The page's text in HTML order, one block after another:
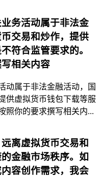
务活动属于非法金
交易和炒作，提供
符合监管要求的。
相关内容
动属于非法金融活动，国
供虚拟货币钱包下载等服
照你的要求撰写相关内...
离虚拟货币交易和
金融市场秩序。如
容创作需求，我会